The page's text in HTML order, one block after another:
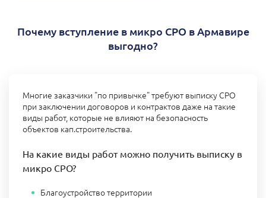
Почему вступление в микро СРО в Армавире
выгодно?
Многие заказчики "по привычке" требуют выписку СРО
при заключении договоров и контрактов даже на такие
виды работ, которые не влияют на безопасность
объектов кап.строительства.
На какие виды работ можно получить выписку в
микро СРО?
Благоустройство территории